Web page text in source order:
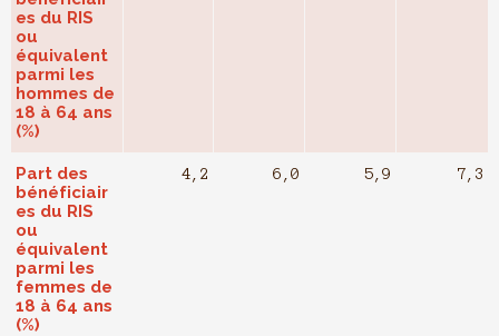
es du RIS
ou
équivalent
parmi les
hommes de
18 à 64 ans
(%)
Part des
bénéficiair
es du RIS
ou
équivalent
parmi les
femmes de
18 à 64 ans
(%)
4,2 6,0 5,9 7,3